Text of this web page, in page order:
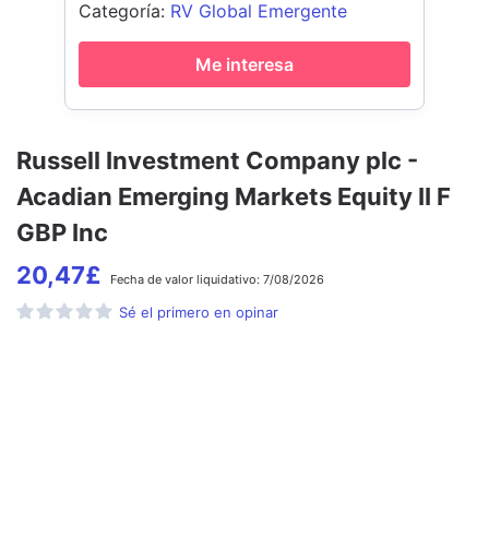
Russell Investment Company plc -
Acadian Emerging Markets Equity II F
GBP Inc
20,47£ Fecha de valor liquidativo: 7/08/2026
Sé el primero en opinar
Categoría: RV Global Emergente
Me interesa